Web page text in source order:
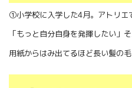
①小学校に入学した4月。アトリエ
「もっと自分自身を発揮したい」
用紙からはみ出てるほど長い髪の毛